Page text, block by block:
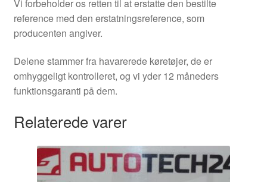
Vi forbeholder os retten til at erstatte den bestilte
reference med den erstatningsreference, som
producenten angiver.
Delene stammer fra havarerede køretøjer, de er
omhyggeligt kontrolleret, og vi yder 12 måneders
funktionsgaranti på dem.
Relaterede varer